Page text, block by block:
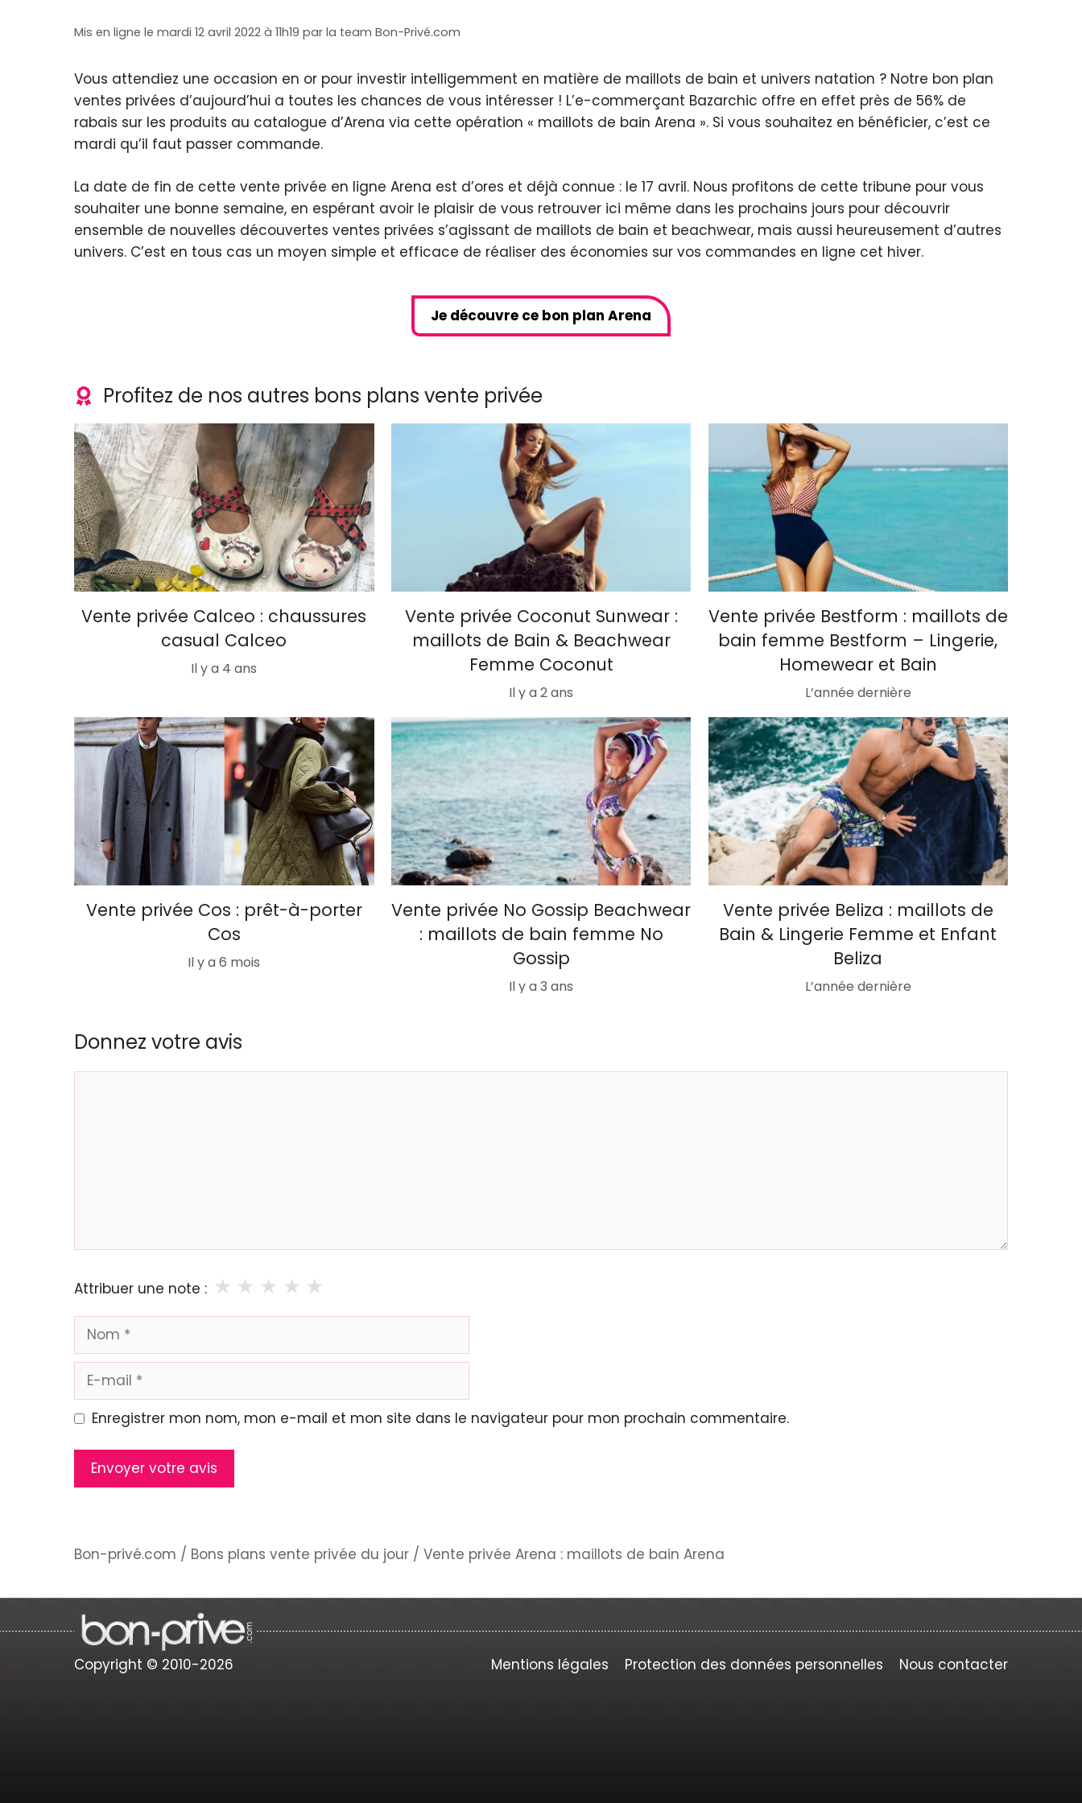
Mis en ligne le mardi 12 avril 2022 à 11h19 par la team Bon-Privé.com
Vous attendiez une occasion en or pour investir intelligemment en matière de maillots de bain et univers natation ? Notre bon plan
ventes privées d’aujourd’hui a toutes les chances de vous intéresser ! L’e-commerçant Bazarchic offre en effet près de 56% de
rabais sur les produits au catalogue d’Arena via cette opération « maillots de bain Arena ». Si vous souhaitez en bénéficier, c’est ce
mardi qu’il faut passer commande.
La date de fin de cette vente privée en ligne Arena est d’ores et déjà connue : le 17 avril. Nous profitons de cette tribune pour vous
souhaiter une bonne semaine, en espérant avoir le plaisir de vous retrouver ici même dans les prochains jours pour découvrir
ensemble de nouvelles découvertes ventes privées s’agissant de maillots de bain et beachwear, mais aussi heureusement d’autres
univers. C’est en tous cas un moyen simple et efficace de réaliser des économies sur vos commandes en ligne cet hiver.
Je découvre ce bon plan Arena
Profitez de nos autres bons plans vente privée
Vente privée Calceo : chaussures
casual Calceo
Il y a 4 ans
Vente privée Coconut Sunwear :
maillots de Bain & Beachwear
Femme Coconut
Il y a 2 ans
Vente privée Bestform : maillots de
bain femme Bestform – Lingerie,
Homewear et Bain
L’année dernière
Vente privée Cos : prêt-à-porter
Cos
Il y a 6 mois
Vente privée No Gossip Beachwear
: maillots de bain femme No
Gossip
Il y a 3 ans
Vente privée Beliza : maillots de
Bain & Lingerie Femme et Enfant
Beliza
L’année dernière
Donnez votre avis
Attribuer une note : ★
★
★
★
★
Nom
Enregistrer mon nom, mon e-mail et mon site dans le navigateur pour mon prochain commentaire.
Bon-privé.com / Bons plans vente privée du jour / Vente privée Arena : maillots de bain Arena
Copyright © 2010-2026 Mentions légales Protection des données personnelles Nous contacter